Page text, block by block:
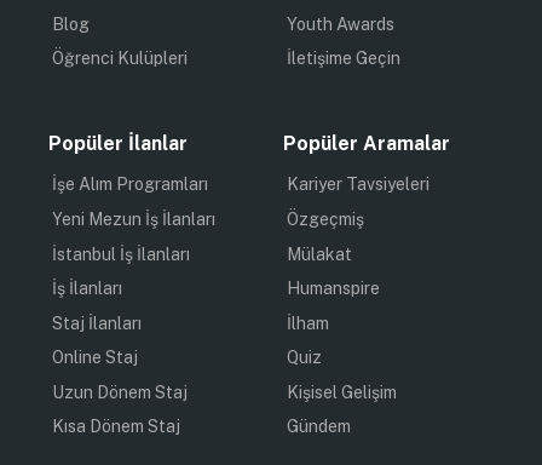
Blog
Öğrenci Kulüpleri
Youth Awards
İletişime Geçin
Popüler İlanlar
İşe Alım Programları
Yeni Mezun İş İlanları
İstanbul İş İlanları
İş İlanları
Staj İlanları
Online Staj
Uzun Dönem Staj
Kısa Dönem Staj
Popüler Aramalar
Kariyer Tavsiyeleri
Özgeçmiş
Mülakat
Humanspire
İlham
Quiz
Kişisel Gelişim
Gündem